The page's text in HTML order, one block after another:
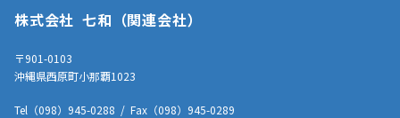
株式会社 七和（関連会社）
〒901-0103
沖縄県西原町小那覇1023
Tel（098）945-0288 / Fax（098）945-0289